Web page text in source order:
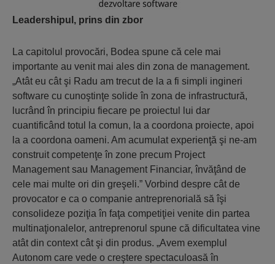
Leadershipul, prins din zbor
La capitolul provocări, Bodea spune că cele mai
importante au venit mai ales din zona de management.
„Atât eu cât şi Radu am trecut de la a fi simpli ingineri
software cu cunoştinţe solide în zona de infrastructură,
lucrând în principiu fiecare pe proiectul lui dar
cuantificând totul la comun, la a coordona proiecte, apoi
la a coordona oameni. Am acumulat experienţă şi ne-am
construit competenţe în zone precum Project
Management sau Management Financiar, învăţând de
cele mai multe ori din greşeli.” Vorbind despre cât de
provocator e ca o companie antreprenorială să îşi
consolideze poziţia în faţa competiţiei venite din partea
multinaţionalelor, antreprenorul spune că dificultatea vine
atât din context cât şi din produs. „Avem exemplul
Autonom care vede o creştere spectaculoasă în